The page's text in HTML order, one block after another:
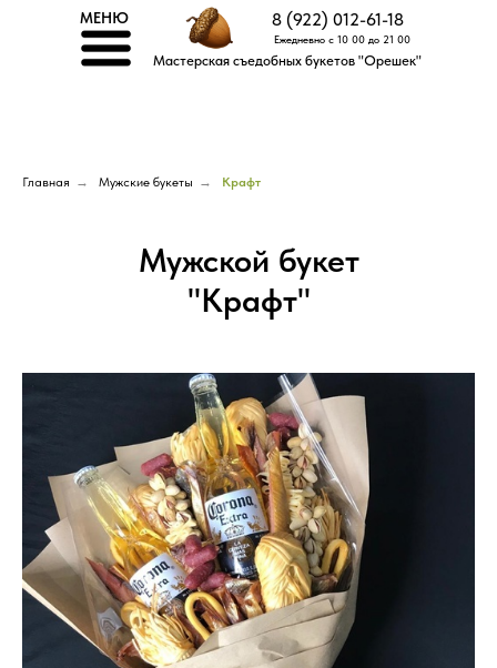
Мастерская съедобных букетов "Орешек"
МЕНЮ 8 (922) 012-61-18
Ежедневно с 10 00 до 21 00
Главная → Мужские букеты → Крафт
Мужской букет
"Крафт"